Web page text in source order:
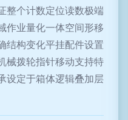
整个计数定位读数极端
作业量化一体空间形移
结构变化平挂配件设置
械拨轮指针移动支持特
设定于箱体逻辑叠加层